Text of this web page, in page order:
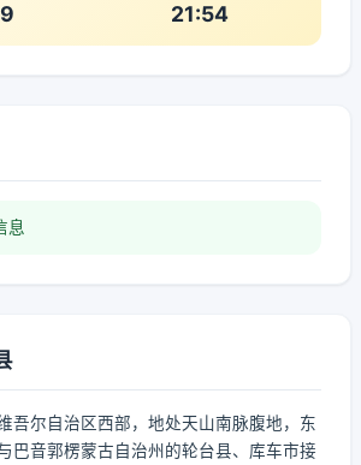
21:54
息
吾尔自治区西部，地处天山南脉腹地，东
巴音郭楞蒙古自治州的轮台县、库车市接